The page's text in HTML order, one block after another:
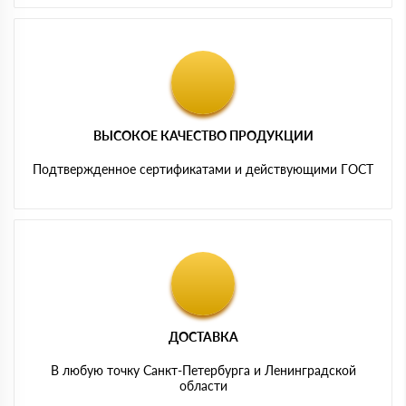
ВЫСОКОЕ КАЧЕСТВО ПРОДУКЦИИ
Подтвержденное сертификатами и действующими ГОСТ
ДОСТАВКА
В любую точку Санкт-Петербурга и Ленинградской
области